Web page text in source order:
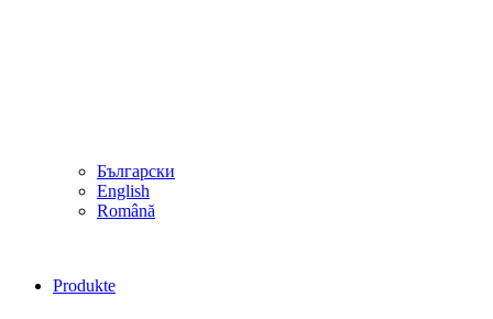
Български
English
Română
Produkte